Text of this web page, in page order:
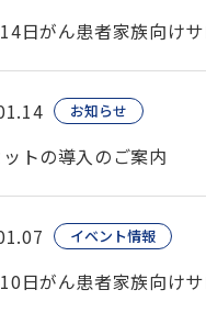
日がん患者家族向け
お知らせ
トの導入のご案内
イベント情報
日がん患者家族向け